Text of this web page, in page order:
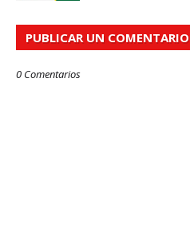
PUBLICAR UN COMENTARIO
0 Comentarios